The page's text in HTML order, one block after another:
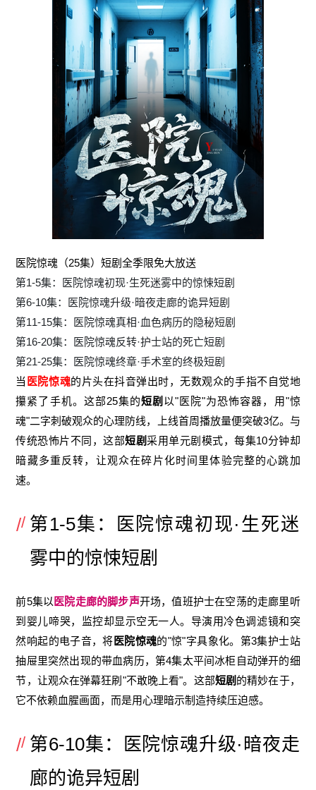
医院惊魂（25集）短剧全季限免大放送
第1-5集：医院惊魂初现·生死迷雾中的惊悚短剧
第6-10集：医院惊魂升级·暗夜走廊的诡异短剧
第11-15集：医院惊魂真相·血色病历的隐秘短剧
第16-20集：医院惊魂反转·护士站的死亡短剧
第21-25集：医院惊魂终章·手术室的终极短剧
当 医院惊魂的片头在抖音弹出时，无数观众的手指不自觉地
攥紧了手机。这部25集的短剧 以"医院"为恐怖容器，用"惊
魂"二字刺破观众的心理防线，上线首周播放量便突破3亿。与
传统恐怖片不同，这部短剧采用单元剧模式，每集10分钟却
暗藏多重反转，让观众在碎片化时间里体验完整的心跳加
速。
第1-5集：医院惊魂初现·生死迷
雾中的惊悚短剧
前5集以 医院走廊的脚步声开场，值班护士在空荡的走廊里听
到婴儿啼哭，监控却显示空无一人。导演用冷色调滤镜和突
然响起的电子音，将 医院惊魂的"惊"字具象化。第3集护士站
抽屉里突然出现的带血病历，第4集太平间冰柜自动弹开的细
节，让观众在弹幕狂刷"不敢晚上看"。这部短剧 的精妙在于，
它不依赖血腥画面，而是用心理暗示制造持续压迫感。
第6-10集：医院惊魂升级·暗夜走
廊的诡异短剧